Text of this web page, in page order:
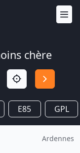
chère
E85 GPL
Ardennes